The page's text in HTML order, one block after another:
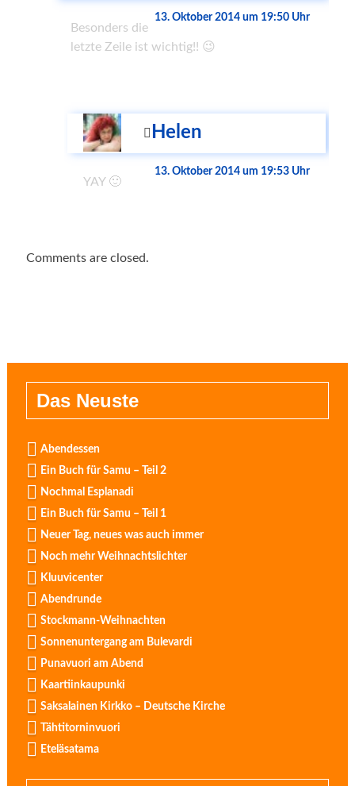
13. Oktober 2014 um 19:50 Uhr
Besonders die
letzte Zeile ist wichtig!! 😉
Helen
13. Oktober 2014 um 19:53 Uhr
YAY 🙂
Comments are closed.
Das Neuste
Abendessen
Ein Buch für Samu – Teil 2
Nochmal Esplanadi
Ein Buch für Samu – Teil 1
Neuer Tag, neues was auch immer
Noch mehr Weihnachtslichter
Kluuvicenter
Abendrunde
Stockmann-Weihnachten
Sonnenuntergang am Bulevardi
Punavuori am Abend
Kaartiinkaupunki
Saksalainen Kirkko – Deutsche Kirche
Tähtitorninvuori
Eteläsatama